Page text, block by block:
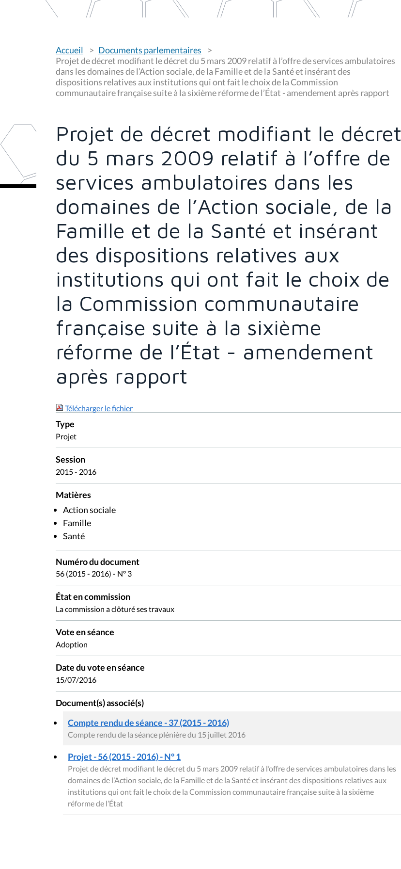
o
u
ê
t
e
s
:
Accueil
Documents parlementaires
Projet de décret modifiant le décret du 5 mars 2009 relatif à l’offre de services ambulatoires
dans les domaines de l’Action sociale, de la Famille et de la Santé et insérant des
dispositions relatives aux institutions qui ont fait le choix de la Commission
communautaire française suite à la sixième réforme de l’État - amendement après rapport
Projet de décret modifiant le décret
du 5 mars 2009 relatif à l’offre de
services ambulatoires dans les
domaines de l’Action sociale, de la
Famille et de la Santé et insérant
des dispositions relatives aux
institutions qui ont fait le choix de
la Commission communautaire
française suite à la sixième
réforme de l’État - amendement
après rapport
Télécharger le fichier
Type
Projet
Session
2015 - 2016
Matières
Action sociale
Famille
Santé
Numéro du document
56 (2015 - 2016) - N° 3
État en commission
La commission a clôturé ses travaux
Vote en séance
Adoption
Date du vote en séance
15/07/2016
Document(s) associé(s)
Compte rendu de séance - 37 (2015 - 2016)
Compte rendu de la séance plénière du 15 juillet 2016
Projet - 56 (2015 - 2016) - N° 1
Projet de décret modifiant le décret du 5 mars 2009 relatif à l’offre de services ambulatoires dans les
domaines de l’Action sociale, de la Famille et de la Santé et insérant des dispositions relatives aux
institutions qui ont fait le choix de la Commission communautaire française suite à la sixième
réforme de l’État